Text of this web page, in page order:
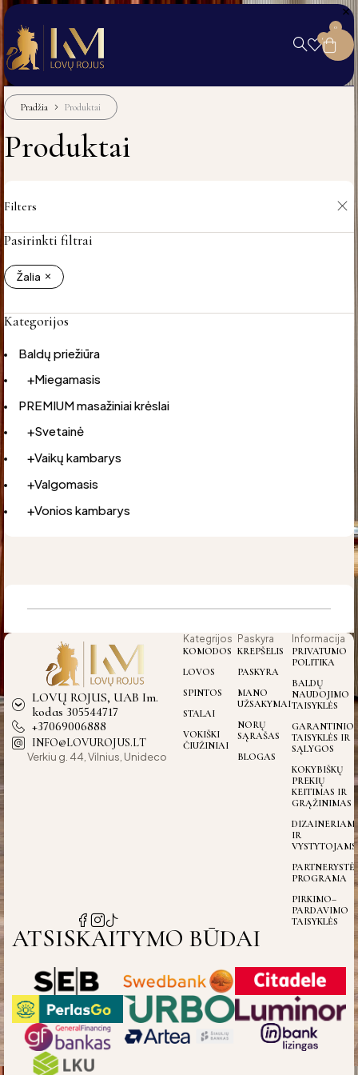
0
0
Pradžia Produktai
Produktai
Filters
Pasirinkti filtrai
Žalia
Kategorijos
Baldų priežiūra
Miegamasis
PREMIUM masažiniai krėslai
Svetainė
Vaikų kambarys
Valgomasis
Vonios kambarys
Kategrijos
KOMODOS
LOVOS
SPINTOS
STALAI
VOKIŠKI
ČIUŽINIAI
Paskyra
KREPŠELIS
PASKYRA
MANO
UŽSAKYMAI
NORŲ
SĄRAŠAS
BLOGAS
Informacija
PRIVATUMO
POLITIKA
BALDŲ
NAUDOJIMO
TAISYKLĖS
GARANTINIO
TAISYKLĖS IR
SĄLYGOS
KOKYBIŠKŲ
PREKIŲ
KEITIMAS IR
GRĄŽINIMAS
IR
VYSTYTOJAMS
PROGRAMA
PIRKIMO–
PARDAVIMO
TAISYKLĖS
LOVŲ ROJUS, UAB Im.
kodas 305544717
+37069006888
INFO@LOVUROJUS.LT
Verkiu g. 44, Vilnius, Unideco
ATSISKAITYMO BŪDAI